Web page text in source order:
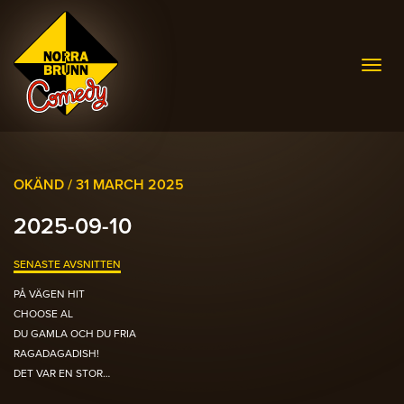
OKÄND / 31 MARCH 2025
2025-09-10
SENASTE AVSNITTEN
PÅ VÄGEN HIT
CHOOSE AL
DU GAMLA OCH DU FRIA
RAGADAGADISH!
DET VAR EN STOR…